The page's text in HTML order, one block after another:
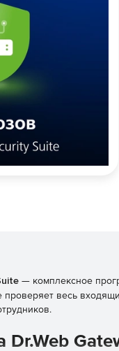
— комплексное
весь
Dr.Web